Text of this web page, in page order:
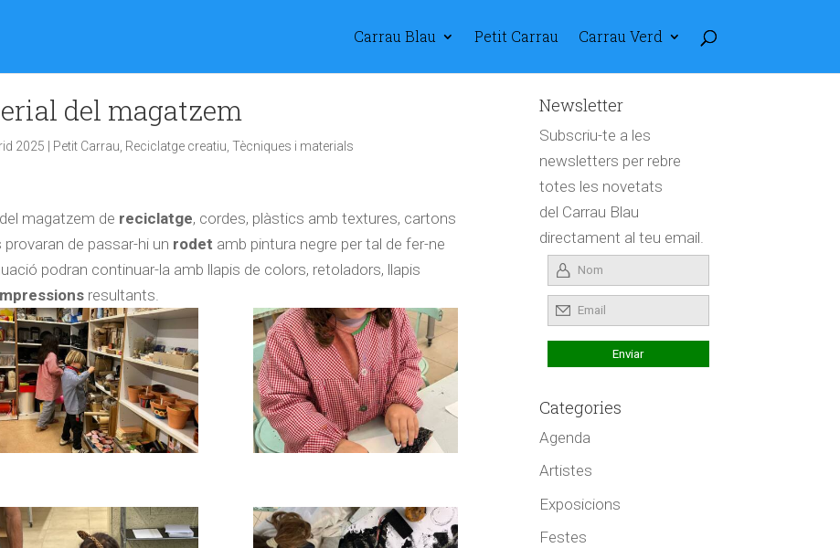
Carrau Blau Petit Carrau Carrau Verd
del magatzem
2025 Petit Carrau Reciclatge creatiu ,Tècniques i materials
del magatzem de reciclatge, cordes, plàstics amb textures, cartons
de passar-hi un rodet amb pintura negre per tal de fer-ne
podran continuar-la amb llapis de colors, retoladors, llapis
resultants.
Newsletter
Subscriu-te a les
newsletters per rebre
totes les novetats
del Carrau Blau
directament al teu email.
Categories
Agenda
Artistes
Exposicions
Festes